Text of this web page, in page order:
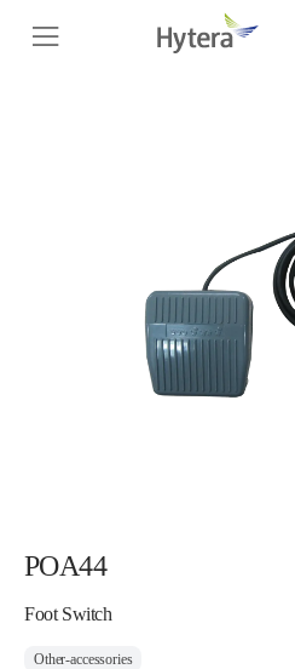
POA44
Foot Switch
Other-accessories